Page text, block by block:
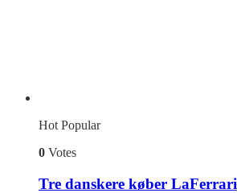
Hot Popular
0 Votes
Tre danskere køber LaFerrari